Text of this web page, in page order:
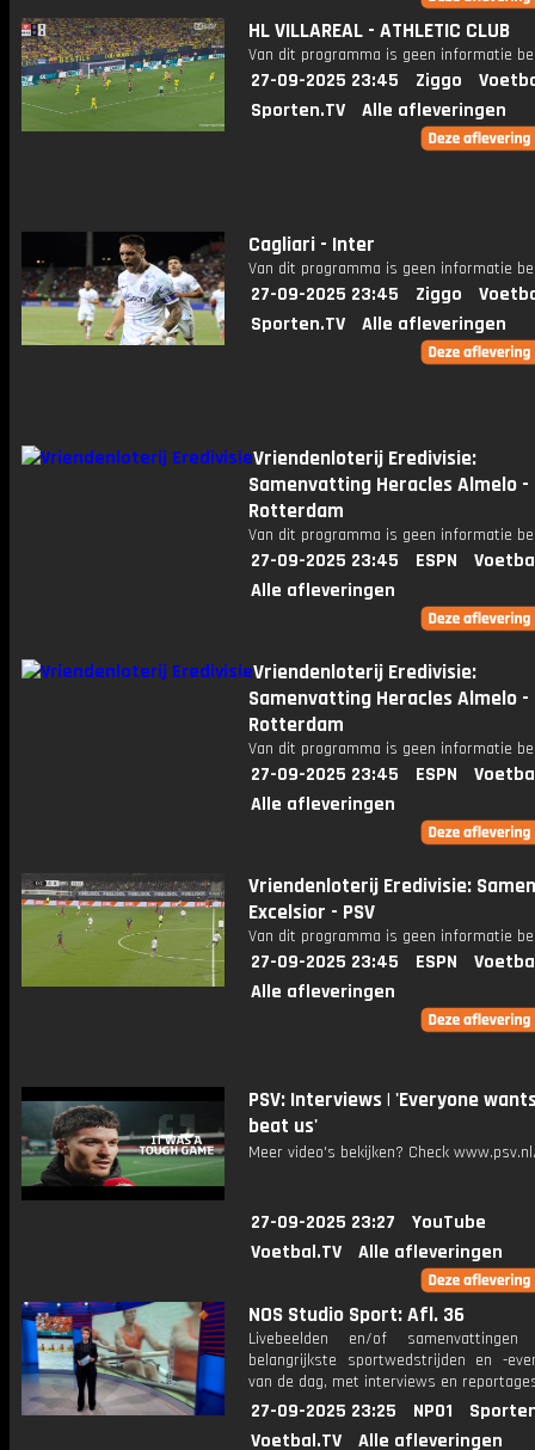
HL VILLAREAL - ATHLETIC CLUB
Van dit programma is geen informatie
27-09-2025 23:45 Ziggo
Sporten.TV
Alle afleveringen
Cagliari - Inter
Van dit programma is geen informatie
27-09-2025 23:45 Ziggo
Sporten.TV
Alle afleveringen
Vriendenloterij Eredivisie:
Samenvatting Heracles Almelo
Rotterdam
Van dit programma is geen informatie
27-09-2025 23:45 ESPN
Alle afleveringen
Vriendenloterij Eredivisie:
Samenvatting Heracles Almelo
Rotterdam
Van dit programma is geen informatie
27-09-2025 23:45 ESPN
Alle afleveringen
Vriendenloterij Eredivisie:
Excelsior - PSV
Van dit programma is geen informatie
27-09-2025 23:45 ESPN
Alle afleveringen
PSV: Interviews | 'Everyone
beat us'
Meer video's bekijken? Check
27-09-2025 23:27
YouTube
Voetbal.TV
Alle afleveringen
NOS Studio Sport: Afl. 36
Livebeelden en/of
belangrijkste sportwedstrijden en -
van de dag, met interviews en
27-09-2025 23:25 NPO1
Voetbal.TV
Alle afleveringen